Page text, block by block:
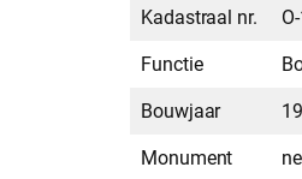
Kadastraal nr.
Functie
Bouwjaar
Monument